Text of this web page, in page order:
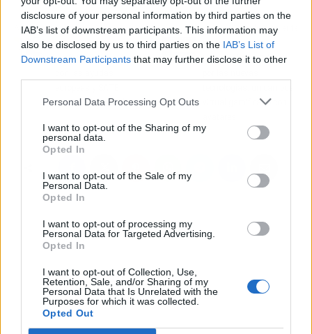
disclosure of your personal information by third parties on the
IAB’s list of downstream participants. This information may
also be disclosed by us to third parties on the IAB’s List of
Downstream Participants that may further disclose it to other
Personal Data Processing Opt Outs
I want to opt-out of the Sharing of my
personal data.
Opted In
I want to opt-out of the Sale of my
Personal Data.
Opted In
I want to opt-out of processing my
Personal Data for Targeted Advertising.
Opted In
I want to opt-out of Collection, Use,
Retention, Sale, and/or Sharing of my
Personal Data that Is Unrelated with the
Purposes for which it was collected.
Opted Out
Artículo anterior
El momento de mejorar
la eficiencia de una casa
Mediterráneo es ahora
Artículo siguiente
La apuesta de la
Universal Arts School
virtual gamificado con